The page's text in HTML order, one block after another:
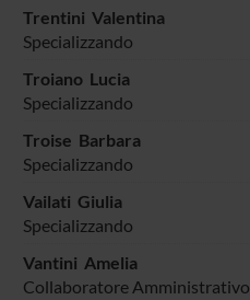
Trentini Valentina
Specializzando
Troiano Lucia
Specializzando
Troise Barbara
Specializzando
Vailati Giulia
Specializzando
Vantini Amelia
Collaboratore Amministrativo